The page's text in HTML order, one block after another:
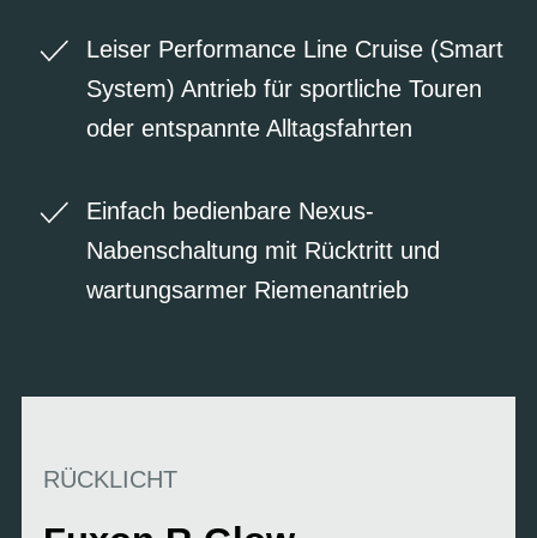
Leiser Performance Line Cruise (Smart
System) Antrieb für sportliche Touren
oder entspannte Alltagsfahrten
Einfach bedienbare Nexus-
Nabenschaltung mit Rücktritt und
wartungsarmer Riemenantrieb
RÜCKLICHT